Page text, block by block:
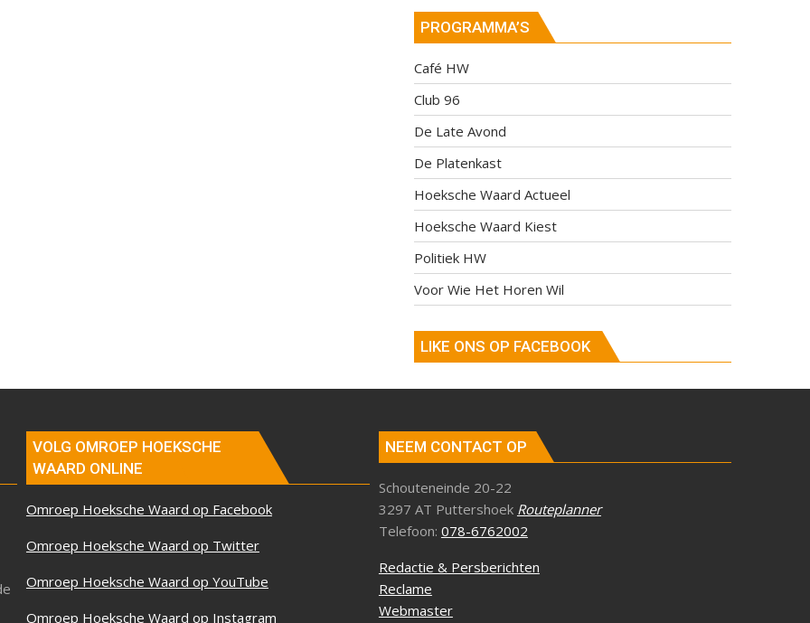
PROGRAMMA’S
Café HW
Club 96
De Late Avond
De Platenkast
Hoeksche Waard Actueel
Hoeksche Waard Kiest
Politiek HW
Voor Wie Het Horen Wil
LIKE ONS OP FACEBOOK
VOLG OMROEP HOEKSCHE
WAARD ONLINE
Omroep Hoeksche Waard op Facebook
Omroep Hoeksche Waard op Twitter
Omroep Hoeksche Waard op YouTube
Omroep Hoeksche Waard op Instagram
NEEM CONTACT OP
Schouteneinde 20-22
3297 AT Puttershoek Routeplanner
Telefoon: 078-6762002
Redactie & Persberichten
Reclame
Webmaster